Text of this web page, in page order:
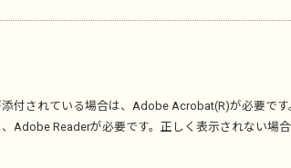
付されている場合は、 Adobe Acrobat(R)が必要です
Adobe Readerが必要です。正しく表示されない場